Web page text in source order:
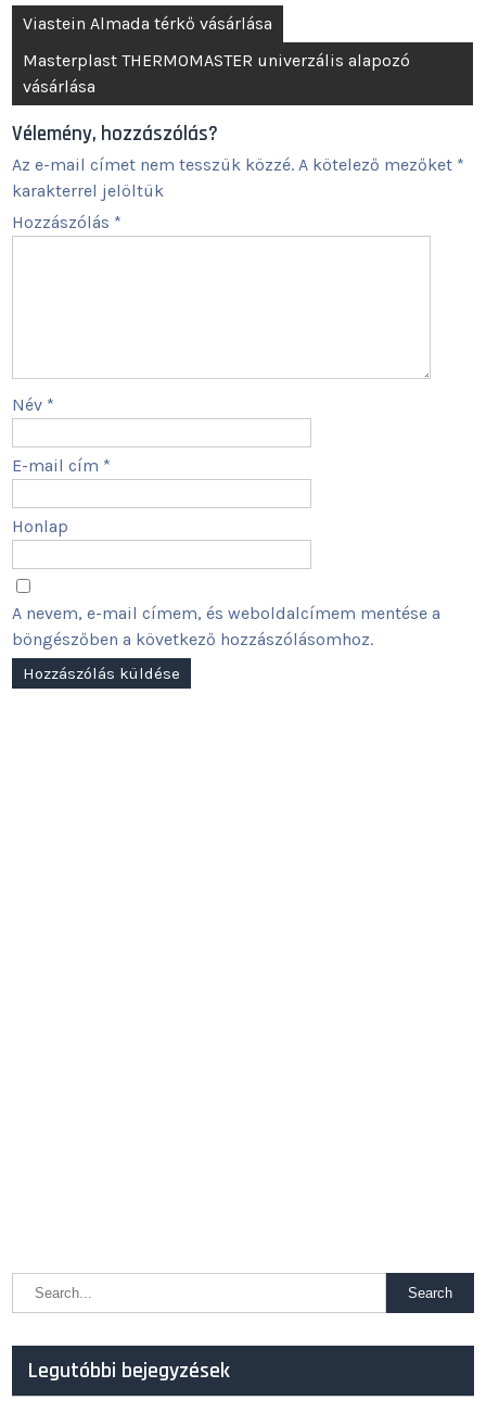
Bejegyzés
navigáció
Viastein Almada térkő vásárlása
Masterplast THERMOMASTER univerzális alapozó
vásárlása
Vélemény, hozzászólás?
Az e-mail címet nem tesszük közzé. A kötelező mezőket *
karakterrel jelöltük
Hozzászólás *
Név *
E-mail cím *
Honlap
A nevem, e-mail címem, és weboldalcímem mentése a
böngészőben a következő hozzászólásomhoz.
Legutóbbi bejegyzések